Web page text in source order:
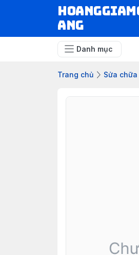
ang
Danh mục
Trang chủ Sửa chữa